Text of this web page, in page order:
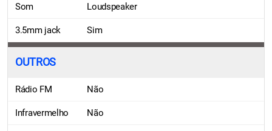
Som Loudspeaker
3.5mm jack Sim
OUTROS
Rádio FM Não
Infravermelho Não